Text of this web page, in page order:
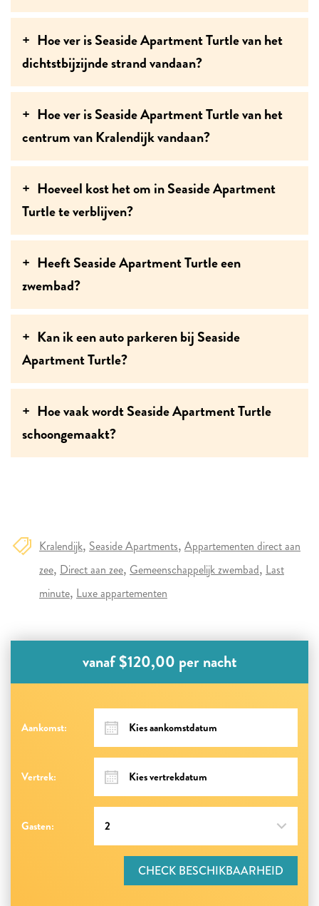
Hoe ver is Seaside Apartment Turtle van het
dichtstbijzijnde strand vandaan?
Hoe ver is Seaside Apartment Turtle van het
centrum van Kralendijk vandaan?
Hoeveel kost het om in Seaside Apartment
Turtle te verblijven?
Heeft Seaside Apartment Turtle een
zwembad?
Kan ik een auto parkeren bij Seaside
Apartment Turtle?
Hoe vaak wordt Seaside Apartment Turtle
schoongemaakt?
Kralendijk Seaside Apartments Appartementen direct aan
zee Direct aan zee Gemeenschappelijk zwembad Last
minute Luxe appartementen
vanaf $120,00 per nacht
Aankomst:
Vertrek:
Gasten:
CHECK BESCHIKBAARHEID